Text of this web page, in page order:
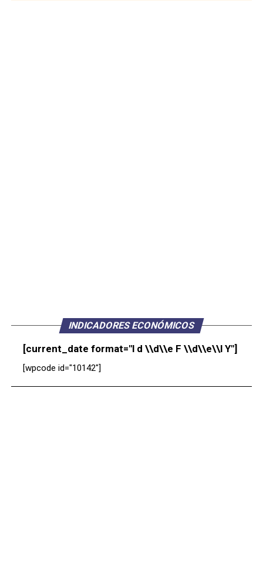
INDICADORES ECONÓMICOS
[current_date format="l d \\d\\e F \\d\\e\\l Y"]
[wpcode id="10142"]